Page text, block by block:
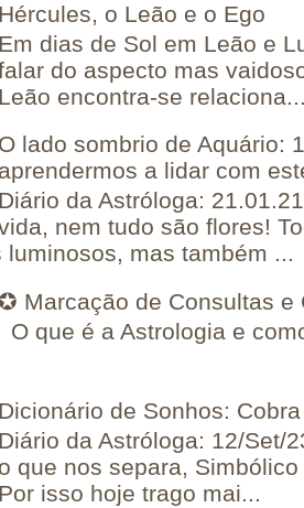
Hércules, o Leão e o Ego
Em dias de Sol em Leão e
do aspecto mas
Leão encontra-se
O lado sombrio de Aquário:
aprendermos a lidar com
Diário da Astróloga:
nem tudo são flores!
luminosos, mas também ...
✪ Marcação de Consultas e
O que é a Astrologia e
Dicionário de Sonhos: Cobra
Diário da Astróloga: 12/Set/
o que nos separa,
Por isso hoje trago mai...